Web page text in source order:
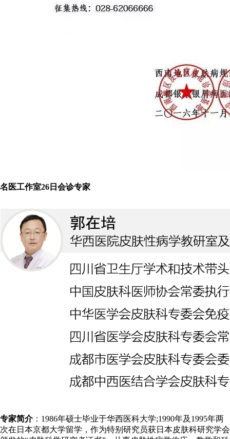
名医工作室26日会诊专家
专家简介：1986年硕士毕业于华西医科大学;1990年及1995年两
次在日本京都大学留学，作为特别研究员获日本皮肤科研究学会